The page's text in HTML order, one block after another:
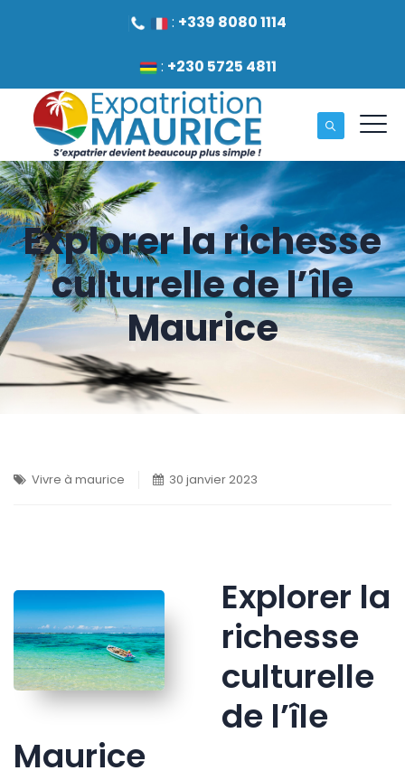
: +339 8080 1114
: +230 5725 4811
Explorer la richesse
culturelle de l’île
Maurice
Vivre à maurice 30 janvier 2023
Explorer la
richesse
culturelle
de l’île
Maurice